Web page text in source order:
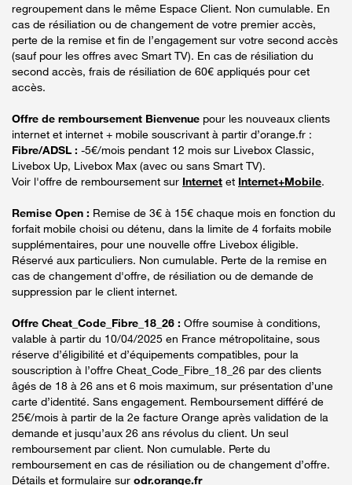
regroupement dans le même Espace Client. Non cumulable. En
cas de résiliation ou de changement de votre premier accès,
perte de la remise et fin de l’engagement sur votre second accès
(sauf pour les offres avec Smart TV). En cas de résiliation du
second accès, frais de résiliation de 60€ appliqués pour cet
accès.
Offre de remboursement Bienvenue pour les nouveaux clients
internet et internet + mobile souscrivant à partir d’orange.fr :
Fibre/ADSL : -5€/mois pendant 12 mois sur Livebox Classic,
Livebox Up, Livebox Max (avec ou sans Smart TV).
Voir l'offre de remboursement sur Internet et Internet+Mobile.
Remise Open : Remise de 3€ à 15€ chaque mois en fonction du
forfait mobile choisi ou détenu, dans la limite de 4 forfaits mobile
supplémentaires, pour une nouvelle offre Livebox éligible.
Réservé aux particuliers. Non cumulable. Perte de la remise en
cas de changement d'offre, de résiliation ou de demande de
suppression par le client internet.
Offre Cheat_Code_Fibre_18_26 : Offre soumise à conditions,
valable à partir du 10/04/2025 en France métropolitaine, sous
réserve d’éligibilité et d’équipements compatibles, pour la
souscription à l’offre Cheat_Code_Fibre_18_26 par des clients
âgés de 18 à 26 ans et 6 mois maximum, sur présentation d’une
carte d’identité. Sans engagement. Remboursement différé de
25€/mois à partir de la 2e facture Orange après validation de la
demande et jusqu’aux 26 ans révolus du client. Un seul
remboursement par client. Non cumulable. Perte du
remboursement en cas de résiliation ou de changement d’offre.
Détails et formulaire sur odr.orange.fr